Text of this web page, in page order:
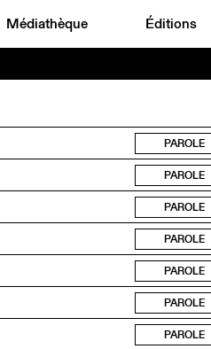
Médiathèque Éditions
PAROLE
PAROLE
PAROLE
PAROLE
PAROLE
PAROLE
PAROLE